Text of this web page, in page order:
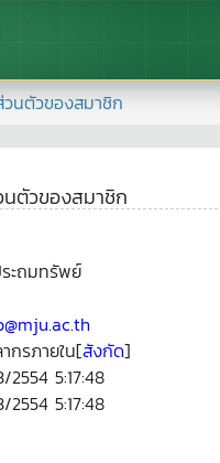
นตัวของสมาชิก
ตัวของสมาชิก
ะถมทรัพย์
กรภายใน[สังกัด]
2554 5:17:48
2554 5:17:48